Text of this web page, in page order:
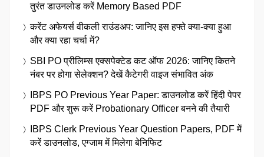
तुरंत डाउनलोड करें Memory Based PDF
करेंट अफेयर्स वीकली राउंडअप: जानिए इस हफ्ते क्या-क्या हुआ
और क्या रहा चर्चा में?
SBI PO प्रीलिम्स एक्सपेक्टेड कट ऑफ 2026: जानिए कितने
नंबर पर होगा सेलेक्शन? देखें कैटेगरी वाइज संभावित अंक
IBPS PO Previous Year Paper: डाउनलोड करें हिंदी पेपर
PDF और शुरू करें Probationary Officer बनने की तैयारी
IBPS Clerk Previous Year Question Papers, PDF में
करें डाउनलोड, एग्जाम में मिलेगा बेनिफिट